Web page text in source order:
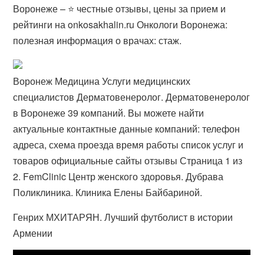
Воронеже – ⭐ честные отзывы, цены за прием и
рейтинги на onkosakhalin.ru Онкологи Воронежа:
полезная информация о врачах: стаж.
Воронеж Медицина Услуги медицинских
специалистов Дерматовенеролог. Дерматовенеролог
в Воронеже 39 компаний. Вы можете найти
актуальные контактные данные компаний: телефон
адреса, схема проезда время работы список услуг и
товаров официальные сайты отзывы Страница 1 из
2. FemClinic Центр женского здоровья. Дубрава
Поликлиника. Клиника Елены Байбариной.
Генрих МХИТАРЯН. Лучший футболист в истории
Армении